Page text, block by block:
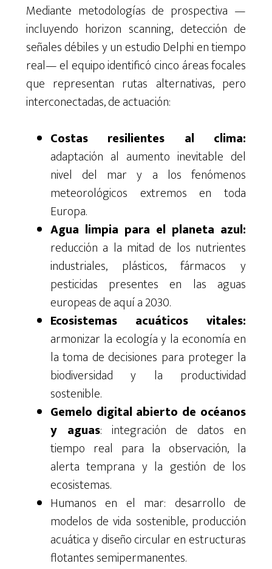
Mediante metodologías de prospectiva —
incluyendo horizon scanning, detección de
señales débiles y un estudio Delphi en tiempo
real— el equipo identificó cinco áreas focales
que representan rutas alternativas, pero
interconectadas, de actuación:
Costas resilientes al clima:
adaptación al aumento inevitable del
nivel del mar y a los fenómenos
meteorológicos extremos en toda
Europa.
Agua limpia para el planeta azul:
reducción a la mitad de los nutrientes
industriales, plásticos, fármacos y
pesticidas presentes en las aguas
europeas de aquí a 2030.
Ecosistemas acuáticos vitales:
armonizar la ecología y la economía en
la toma de decisiones para proteger la
biodiversidad y la productividad
sostenible.
Gemelo digital abierto de océanos
y aguas: integración de datos en
tiempo real para la observación, la
alerta temprana y la gestión de los
ecosistemas.
Humanos en el mar: desarrollo de
modelos de vida sostenible, producción
acuática y diseño circular en estructuras
flotantes semipermanentes.